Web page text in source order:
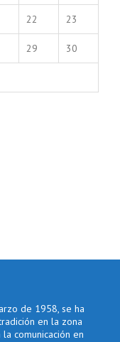
22 23
29 30
de 1958, se ha
en la zona
comunicación en